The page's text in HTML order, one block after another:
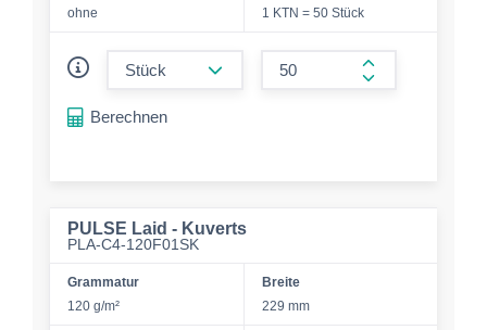
ohne
1 KTN = 50 Stück
form.increase-
Berechnen
PULSE Laid - Kuverts
PLA-C4-120F01SK
Grammatur
120 g/m²
Breite
229 mm